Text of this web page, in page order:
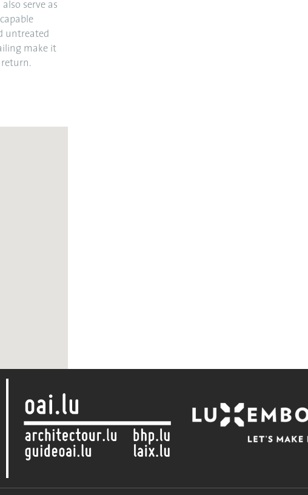
serve as
untreated
make it